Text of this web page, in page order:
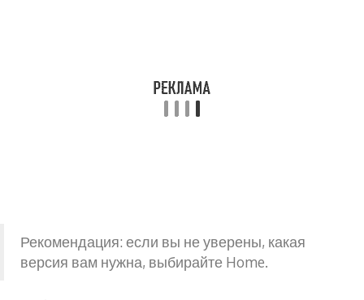
Рекомендация: если вы не уверены, какая
версия вам нужна, выбирайте Home.